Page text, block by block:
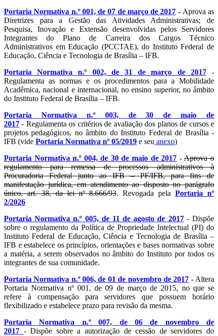
Portaria Normativa n.º 001, de 07 de março de 2017 - Aprova as
Diretrizes para a Gestão das Atividades Administrativas; de
Pesquisa, Inovação e Extensão desenvolvidas pelos Servidores
Integrantes do Plano de Carreira dos Cargos Técnico
Administrativos em Educação (PCCTAE), do Instituto Federal de
Educação, Ciência e Tecnologia de Brasília – IFB.
Portaria Normativa n.º 002, de 31 de março de 2017
-
Regulamenta as normas e os procedimentos para a Mobilidade
Acadêmica, nacional e internacional, no ensino superior, no âmbito
do Instituto Federal de Brasília – IFB.
Portaria Normativa n.º 003, de 30 de maio de
2017 - Regulamenta os critérios de avaliação dos planos de cursos e
projetos pedagógicos, no âmbito do Instituto Federal de Brasília -
IFB (vide Portaria Normativa nº 05/2019 e seu anexo)
Portaria Normativa n.º 004, de 30 de maio de 2017 -Aprova o
regulamento para remessa de processos administrativos à
Procuradoria Federal junto ao IFB – PF/IFB, para fins de
manifestação jurídica, em atendimento ao disposto no parágrafo
único, art. 38, da lei nº 8.666/93. Revogada pelaPortaria nº
2/2026
Portaria Normativa n.º 005, de 11 de agosto de 2017- Dispõe
sobre o regulamento da Política de Propriedade Intelectual (PI) do
Instituto Federal de Educação, Ciência e Tecnologia de Brasília –
IFB e estabelece os princípios, orientações e bases normativas sobre
a matéria, a serem observados no âmbito do Instituto por todos os
integrantes de sua comunidade.
Portaria Normativa n.º 006, de 01 de novembro de 2017 - Altera
Portaria Normativa nº 001, de 09 de março de 2015, no que se
refere à compensação para servidores que possuem horário
flexibilizado e estabelece prazo para revisão da mesma.
Portaria Normativa n.º 007, de 06 de novembro de
2017 - Dispõe sobre a autorização de cessão de servidores do